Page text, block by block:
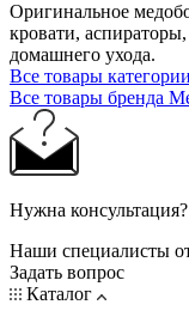
Оригинальное
кровати,
домашнего ухода.
Все товары категории
Все товары бренда
Нужна консультация?
Наши специалисты
Задать вопрос
Каталог